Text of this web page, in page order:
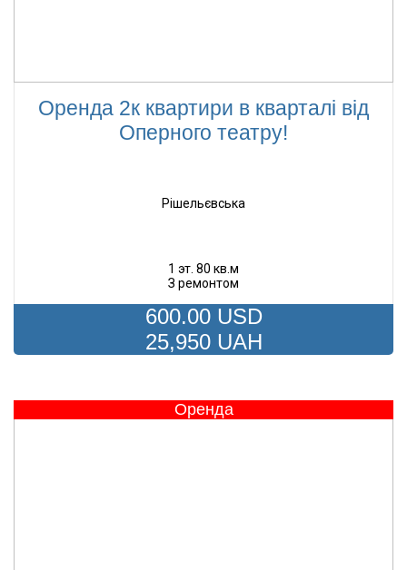
Оренда 2к квартири в кварталі від
Оперного театру!
Рішельєвська
1 эт. 80 кв.м
З ремонтом
600.00 USD
25,950 UAH
Оренда